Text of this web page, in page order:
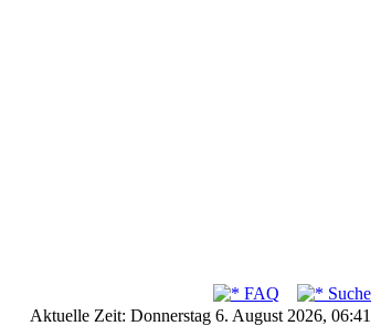
FAQ
Suche
Aktuelle Zeit: Donnerstag 6. August 2026, 06:41